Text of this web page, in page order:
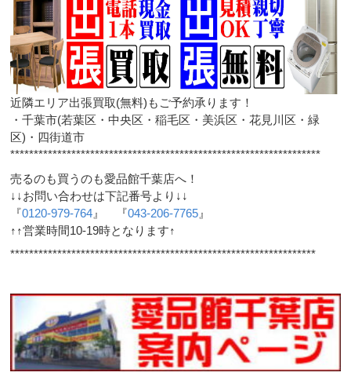
近隣エリア出張買取(無料)もご予約承ります！
・千葉市(若葉区・中央区・稲毛区・美浜区・花見川区・緑
区)・四街道市
******************************************************************
売るのも買うのも愛品館千葉店へ！
↓↓お問い合わせは下記番号より↓↓
『0120-979-764 』 『043-206-7765 』
↑↑営業時間10-19時となります↑
*****************************************************************